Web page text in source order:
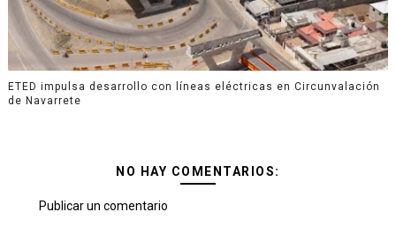
ETED impulsa desarrollo con líneas eléctricas en Circunvalación
de Navarrete
NO HAY COMENTARIOS:
Publicar un comentario